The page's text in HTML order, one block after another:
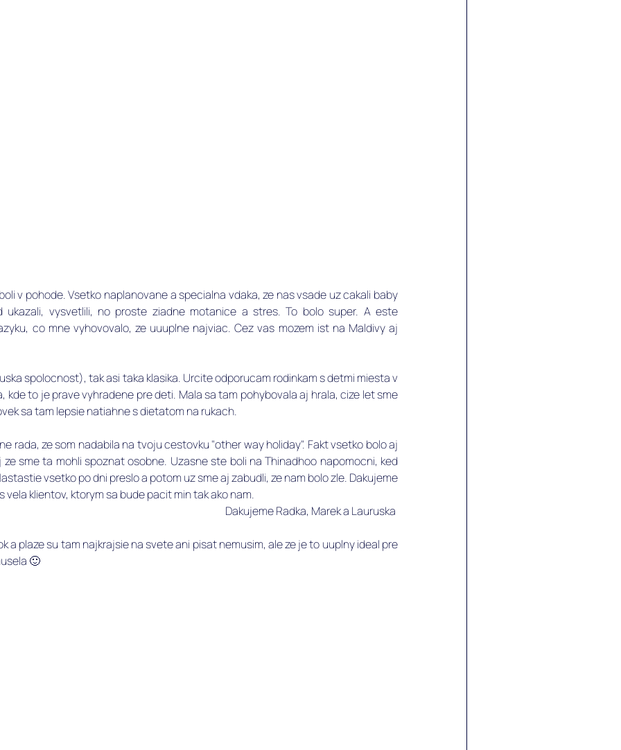
v pohode. Vsetko naplanovane a specialna vdaka, ze nas vsade uz cakali baby
ukazali, vysvetlili, no proste ziadne motanice a stres. To bolo super. A este
co mne vyhovovalo, ze uuuplne najviac. Cez vas mozem ist na Maldivy aj
spolocnost), tak asi taka klasika. Urcite odporucam rodinkam s detmi miesta v
kde to je prave vyhradene pre deti. Mala sa tam pohybovala aj hrala, cize let sme
sa tam lepsie natiahne s dietatom na rukach.
rada, ze som nadabila na tvoju cestovku "other way holiday". Fakt vsetko bolo aj
sme ta mohli spoznat osobne. Uzasne ste boli na Thinadhoo napomocni, ked
vsetko po dni preslo a potom uz sme aj zabudli, ze nam bolo zle. Dakujeme
vela klientov, ktorym sa bude pacit min tak ako nam.
Dakujeme Radka, Marek a Lauruska
a plaze su tam najkrajsie na svete ani pisat nemusim, ale ze je to uuplny ideal pre
🙂